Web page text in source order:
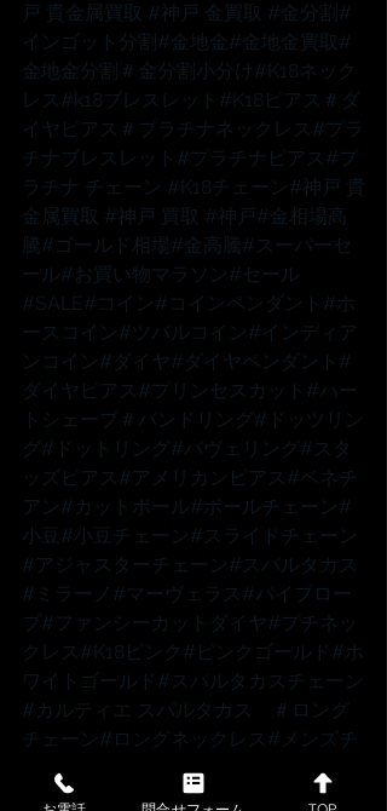
戸 貴金属買取 #神戸 金買取 #金分割 #
インゴット分割 #金地金 #金地金買取 #
金地金分割
＃金分割小分け #K18ネック
レス #k18ブレスレット #K18ピアス ＃ダ
イヤピアス ＃プラチナネックレス #プラ
チナブレスレット #プラチナピアス #プ
ラチナ
チェーン #K18チェーン #神戸 貴
金属買取 #神戸 買取 #神戸 #金相場高
騰 #ゴールド相場 #金高騰 #スーパーセ
ール#お買い物マラソン #セール
#SALE #コイン #コインペンダント #ホ
ースコイン #ツバルコイン #インディア
ンコイン #ダイヤ #ダイヤペンダント #
ダイヤピアス #プリンセスカット #ハー
トシェープ ＃バンドリング #ドッツリン
グ #ドットリング #パヴェリング #スタ
ッズピアス #アメリカンピアス #ベネチ
アン #カットボール#ボールチェーン #
小豆 #小豆チェーン #スライドチェーン
#アジャスターチェーン #スパルタカス
#ミラーノ #マーヴェラス #パイプロー
プ #ファンシーカットダイヤ #プチネッ
クレス #K18ピンク #ピンクゴールド #ホ
ワイトゴールド #スパルタカスチェーン
#カルティエ スパルタカス
＃ロング
チェーン #ロングネックレス #メンズチ
ェーン
#メンズネックレス